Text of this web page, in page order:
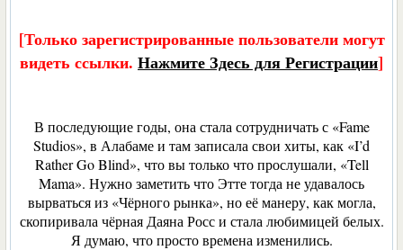
[Только зарегистрированные пользователи могут
видеть ссылки. Нажмите Здесь для Регистрации]
В последующие годы, она стала сотрудничать с «Fame
Studios», в Алабаме и там записала свои хиты, как «I’d
Rather Go Blind», что вы только что прослушали, «Tell
Mama». Нужно заметить что Этте тогда не удавалось
вырваться из «Чёрного рынка», но её манеру, как могла,
скопиривала чёрная Даяна Росс и стала любимицей белых.
Я думаю, что просто времена изменились.